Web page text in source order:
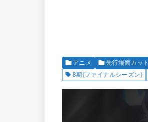
アニメ
先行場面カット
8期(ファイナルシーズン)